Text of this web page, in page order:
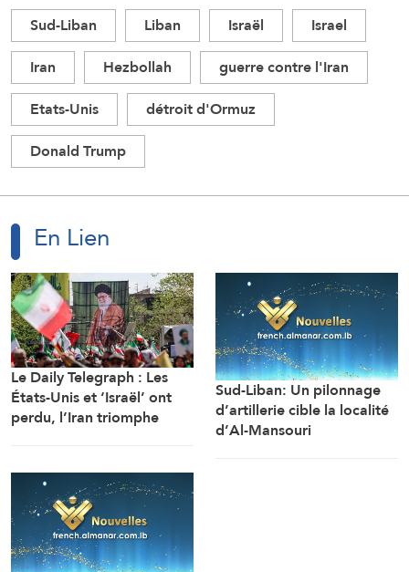
Sud-Liban Liban Israël
Israel
Iran
Hezbollah
guerre contre l'Iran
Etats-Unis
détroit d'Ormuz
Donald Trump
En Lien
Le Daily Telegraph : Les
États-Unis et ‘Israël’ ont
perdu, l’Iran triomphe
Sud-Liban: Un pilonnage
d’artillerie cible la localité
d’Al-Mansouri